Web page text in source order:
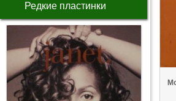
Редкие пластинки